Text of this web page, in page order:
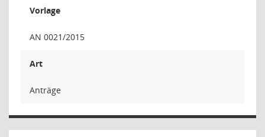
Vorlage
AN 0021/2015
Art
Anträge